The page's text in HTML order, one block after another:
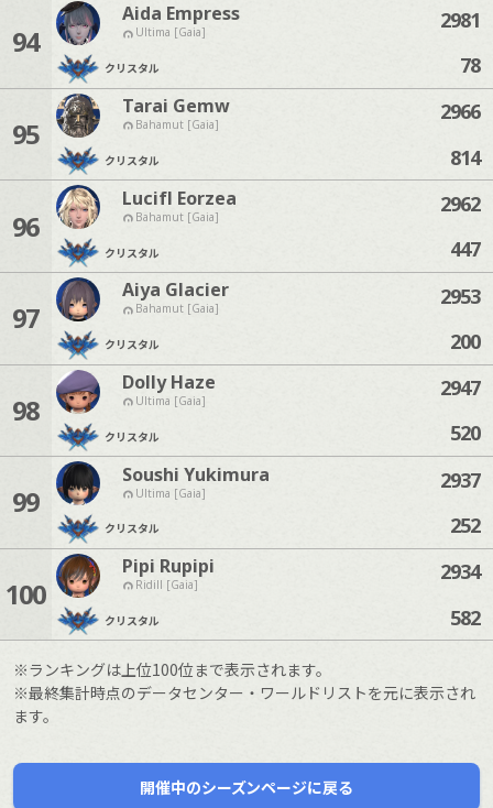
94
Aida Empress
Ultima [Gaia]
クリスタル
2981
78
95
Tarai Gemw
Bahamut [Gaia]
クリスタル
2966
814
96
Lucifl Eorzea
Bahamut [Gaia]
クリスタル
2962
447
97
Aiya Glacier
Bahamut [Gaia]
クリスタル
2953
200
98
Dolly Haze
Ultima [Gaia]
クリスタル
2947
520
99
Soushi Yukimura
Ultima [Gaia]
クリスタル
2937
252
100
Pipi Rupipi
Ridill [Gaia]
クリスタル
2934
582
※ランキングは上位100位まで表示されます。
※最終集計時点のデータセンター・ワールドリストを元に表示され
ます。
開催中のシーズンページに戻る